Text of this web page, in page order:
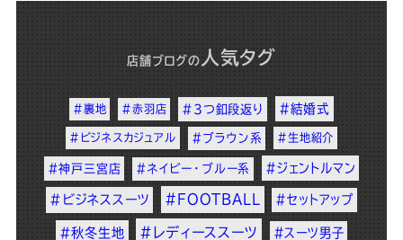
店舗ブログの 人気タグ
#裏地 #赤羽店 #3つ釦段返り #結婚式
#ビジネスカジュアル #ブラウン系 #生地紹介
#神戸三宮店 #ネイビー・ブルー系 #ジェントルマン
#ビジネススーツ #FOOTBALL #セットアップ
#秋冬生地 #レディーススーツ #スーツ男子